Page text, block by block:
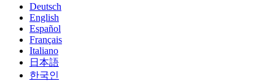
Deutsch
English
Español
Français
Italiano
日本語
한국인